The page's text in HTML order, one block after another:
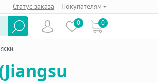
Статус заказа Покупателям
0 0